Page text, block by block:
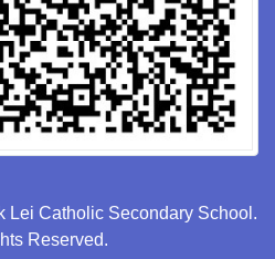
Lei Catholic Secondary School.
Reserved.